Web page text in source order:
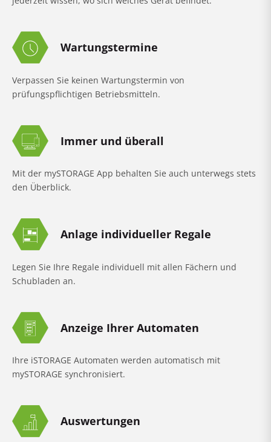
Wartungstermine
Verpassen Sie keinen Wartungstermin von
prüfungspflichtigen Betriebsmitteln.
Immer und überall
Mit der mySTORAGE App behalten Sie auch unterwegs stets
den Überblick.
Anlage individueller Regale
Legen Sie Ihre Regale individuell mit allen Fächern und
Schubladen an.
Anzeige Ihrer Automaten
Ihre iSTORAGE Automaten werden automatisch mit
mySTORAGE synchronisiert.
Auswertungen